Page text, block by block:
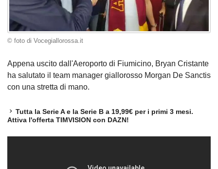
© foto di Vocegiallorossa.it
Appena uscito dall'Aeroporto di Fiumicino, Bryan Cristante
ha salutato il team manager giallorosso Morgan De Sanctis
con una stretta di mano.
Tutta la Serie A e la Serie B a 19,99€ per i primi 3 mesi.
Attiva l'offerta TIMVISION con DAZN!